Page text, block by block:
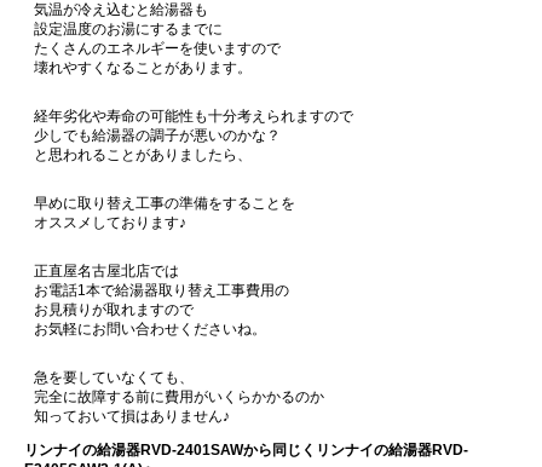
気温が冷え込むと給湯器も
設定温度のお湯にするまでに
たくさんのエネルギーを使いますので
壊れやすくなることがあります。
経年劣化や寿命の可能性も十分考えられますので
少しでも給湯器の調子が悪いのかな？
と思われることがありましたら、
早めに取り替え工事の準備をすることを
オススメしております♪
正直屋名古屋北店では
お電話1本で給湯器取り替え工事費用の
お見積りが取れますので
お気軽にお問い合わせくださいね。
急を要していなくても、
完全に故障する前に費用がいくらかかるのか
知っておいて損はありません♪
リンナイの給湯器RVD-2401SAWから同じくリンナイの給湯器RVD-